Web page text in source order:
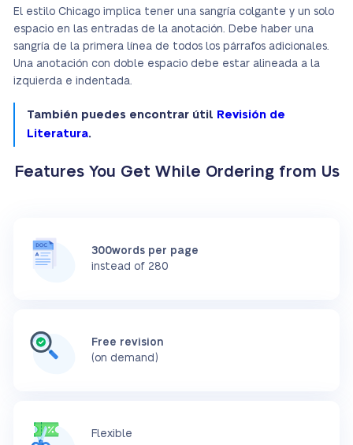
El estilo Chicago implica tener una sangría colgante y un solo
espacio en las entradas de la anotación. Debe haber una
sangría de la primera línea de todos los párrafos adicionales.
Una anotación con doble espacio debe estar alineada a la
izquierda e indentada.
También puedes encontrar útil Revisión de
Literatura.
Features You Get While Ordering from Us
300words per page
instead of 280
Free revision
(on demand)
Flexible